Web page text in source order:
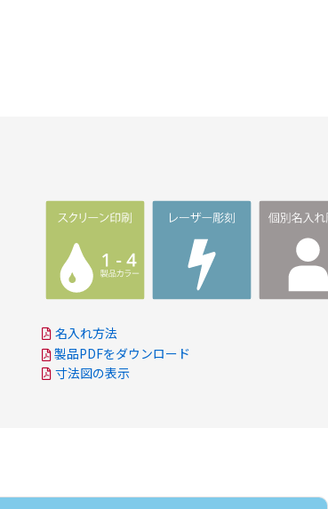
名入れ方法
製品PDFをダウンロード
寸法図の表示